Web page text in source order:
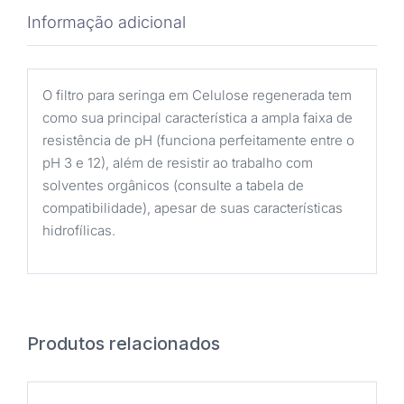
Diâmetro
estéril
quantidade
Informação adicional
O filtro para seringa em Celulose regenerada tem
como sua principal característica a ampla faixa de
resistência de pH (funciona perfeitamente entre o
pH 3 e 12), além de resistir ao trabalho com
solventes orgânicos (consulte a tabela de
compatibilidade), apesar de suas características
hidrofílicas.
Produtos relacionados